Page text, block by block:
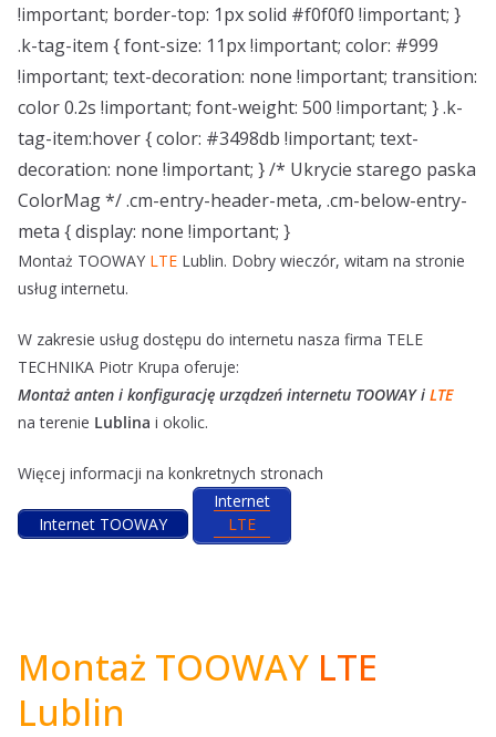
!important; border-top: 1px solid #f0f0f0 !important; }
.k-tag-item { font-size: 11px !important; color: #999
!important; text-decoration: none !important; transition:
color 0.2s !important; font-weight: 500 !important; } .k-
tag-item:hover { color: #3498db !important; text-
decoration: none !important; } /* Ukrycie starego paska
ColorMag */ .cm-entry-header-meta, .cm-below-entry-
meta { display: none !important; }
Montaż TOOWAY LTE Lublin. Dobry wieczór, witam na stronie
usług internetu.
W zakresie usług dostępu do internetu nasza firma TELE
TECHNIKA Piotr Krupa oferuje:
Montaż anten i konfigurację urządzeń internetu TOOWAY i LTE
na terenie Lublina i okolic.
Więcej informacji na konkretnych stronach
Internet TOOWAY
Internet
LTE
Montaż TOOWAY LTE
Lublin